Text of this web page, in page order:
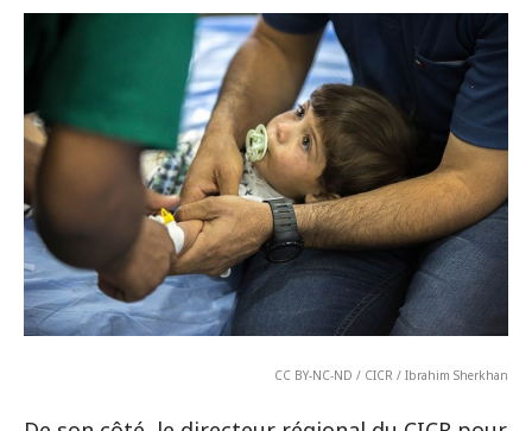
CC BY-NC-ND / CICR / Ibrahim Sherkhan